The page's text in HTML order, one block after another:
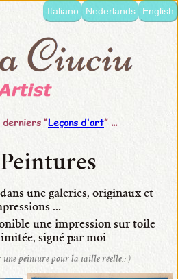
Italiano Nederlands English
derniers “Leçons d'art” ...
une galeries, originaux et
...
une impression sur toile
signé par moi
une peinture pour la taille réelle.: )